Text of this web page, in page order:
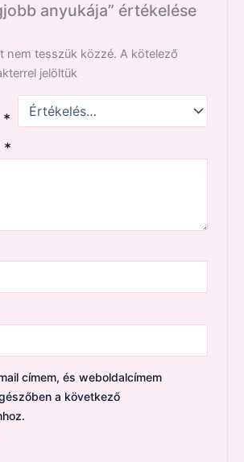
anyukája” értékelése
nem tesszük közzé. A kötelező
jelöltük
*
*
címem, és weboldalcímem
a következő